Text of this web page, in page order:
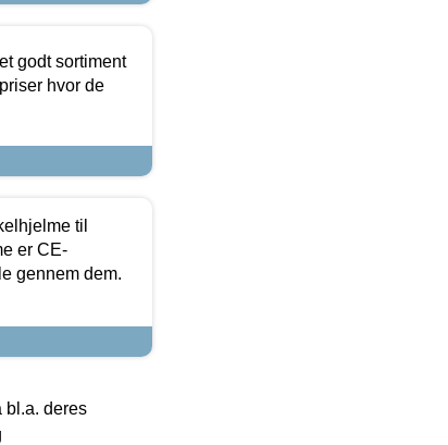
godt sortiment
hvor de
til
er CE-
gennem dem.
bl.a. deres